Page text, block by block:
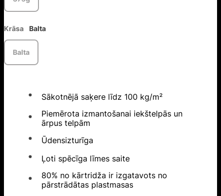
Krāsa Balta
Balta
Sākotnējā saķere līdz 100 kg/m²
Piemērota izmantošanai iekštelpās un
ārpus telpām
Ūdensizturīga
Ļoti spēcīga līmes saite
80% no kārtridža ir izgatavots no
pārstrādātas plastmasas